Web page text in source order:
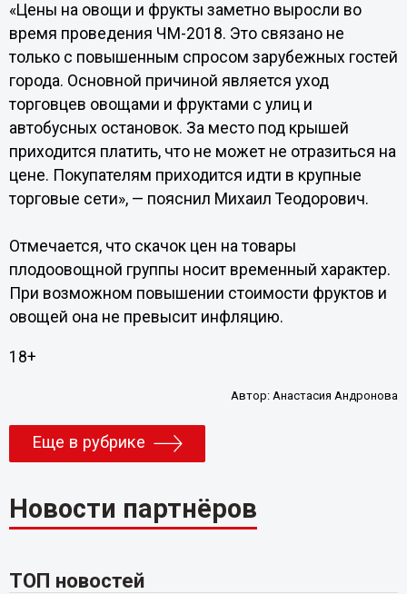
«Цены на овощи и фрукты заметно выросли во
время проведения ЧМ-2018. Это связано не
только с повышенным спросом зарубежных гостей
города. Основной причиной является уход
торговцев овощами и фруктами с улиц и
автобусных остановок. За место под крышей
приходится платить, что не может не отразиться на
цене. Покупателям приходится идти в крупные
торговые сети», — пояснил Михаил Теодорович.
Отмечается, что скачок цен на товары
плодоовощной группы носит временный характер.
При возможном повышении стоимости фруктов и
овощей она не превысит инфляцию.
18+
Автор:Анастасия Андронова
Еще в рубрике
Новости партнёров
ТОП новостей